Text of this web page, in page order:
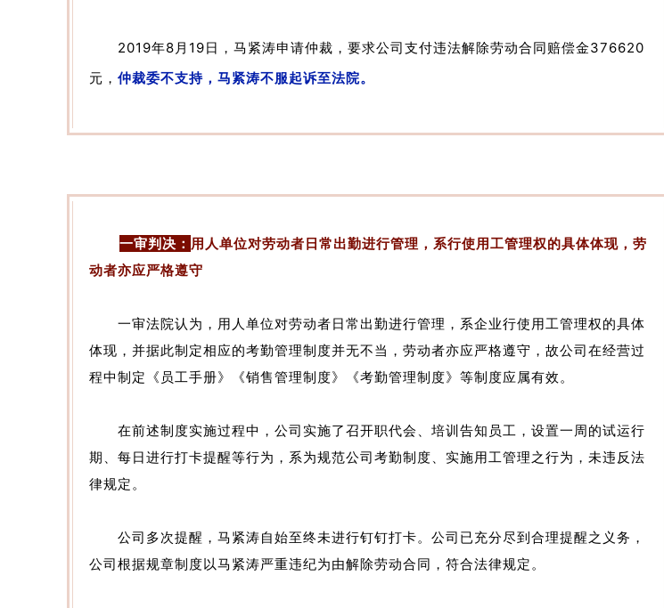
2019年8月19日，马紧涛申请仲裁，要求公司支付违法解除劳动合同赔偿金376620
元， 仲裁委不支持，马紧涛不服起诉至法院。
一审判决： 用人单位对劳动者日常出勤进行管理，系行使用工管理权的具体体现，劳
动者亦应严格遵守
一审法院认为，用人单位对劳动者日常出勤进行管理，系企业行使用工管理权的具体
体现，并据此制定相应的考勤管理制度并无不当，劳动者亦应严格遵守，故公司在经营过
程中制定《员工手册》《销售管理制度》《考勤管理制度》等制度应属有效。
在前述制度实施过程中，公司实施了召开职代会、培训告知员工，设置一周的试运行
期、每日进行打卡提醒等行为，系为规范公司考勤制度、实施用工管理之行为，未违反法
律规定。
公司多次提醒，马紧涛自始至终未进行钉钉打卡。公司已充分尽到合理提醒之义务，
公司根据规章制度以马紧涛严重违纪为由解除劳动合同，符合法律规定。